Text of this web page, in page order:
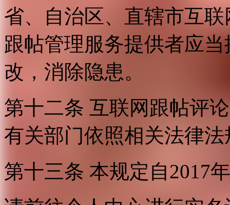
省、自治区、直辖市互
跟帖管理服务提供者应
改，消除隐患。
第十二条 互联网跟帖评
有关部门依照相关法律
第十三条 本规定自2017